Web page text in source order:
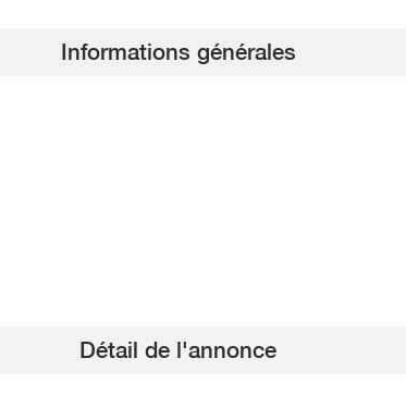
Informations générales
Détail de l'annonce